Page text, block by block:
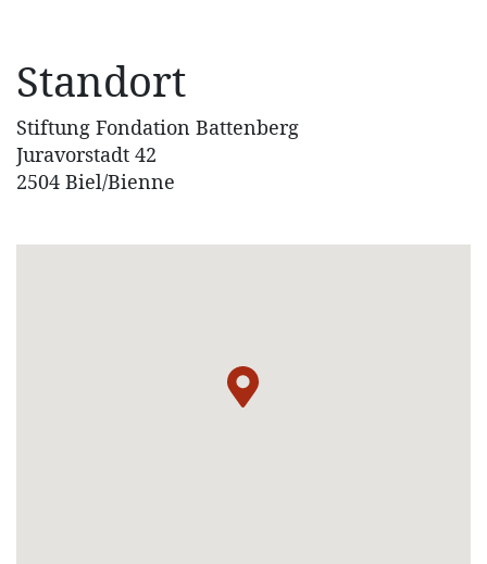
Standort
Stiftung Fondation Battenberg
Juravorstadt 42
2504 Biel/Bienne